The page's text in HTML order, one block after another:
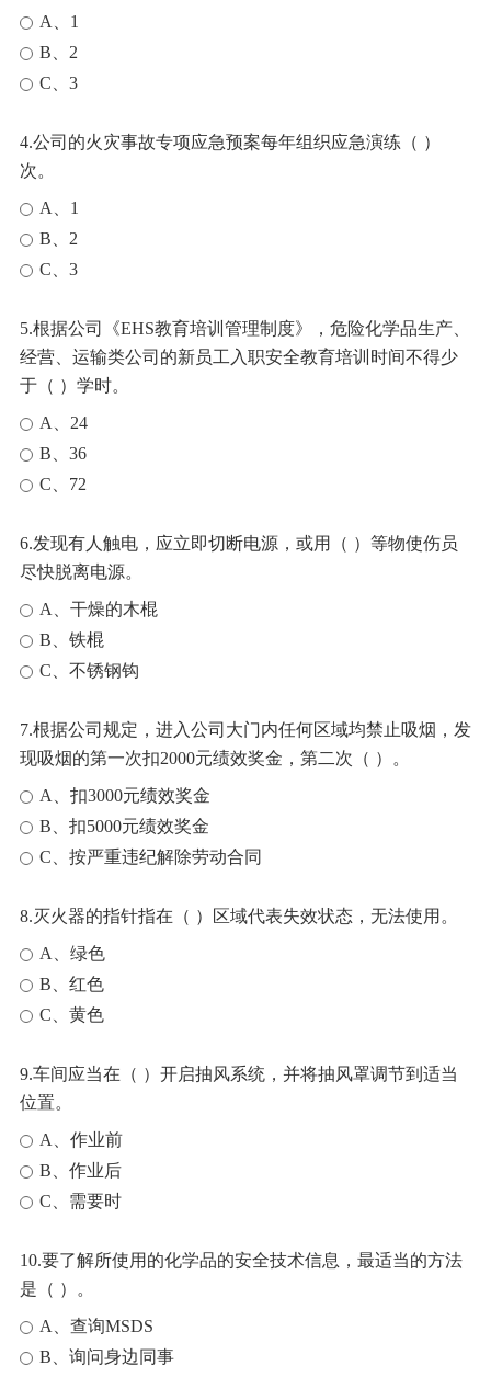
A、1
B、2
C、3
4.公司的火灾事故专项应急预案每年组织应急演练（ ）
次。
A、1
B、2
C、3
5.根据公司《EHS教育培训管理制度》，危险化学品生产、
经营、运输类公司的新员工入职安全教育培训时间不得少
于（ ）学时。
A、24
B、36
C、72
6.发现有人触电，应立即切断电源，或用（ ）等物使伤员
尽快脱离电源。
A、干燥的木棍
B、铁棍
C、不锈钢钩
7.根据公司规定，进入公司大门内任何区域均禁止吸烟，发
现吸烟的第一次扣2000元绩效奖金，第二次（ ）。
A、扣3000元绩效奖金
B、扣5000元绩效奖金
C、按严重违纪解除劳动合同
8.灭火器的指针指在（ ）区域代表失效状态，无法使用。
A、绿色
B、红色
C、黄色
9.车间应当在（ ）开启抽风系统，并将抽风罩调节到适当
位置。
A、作业前
B、作业后
C、需要时
10.要了解所使用的化学品的安全技术信息，最适当的方法
是（ ）。
A、查询MSDS
B、询问身边同事